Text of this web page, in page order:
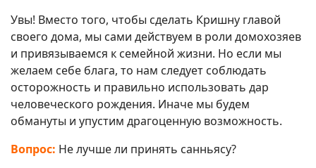
Увы! Вместо того, чтобы сделать Кришну главой
своего дома, мы сами действуем в роли домохозяев
и привязываемся к семейной жизни. Но если мы
желаем себе блага, то нам следует соблюдать
осторожность и правильно использовать дар
человеческого рождения. Иначе мы будем
обмануты и упустим драгоценную возможность.
Вопрос: Не лучше ли принять санньясу?